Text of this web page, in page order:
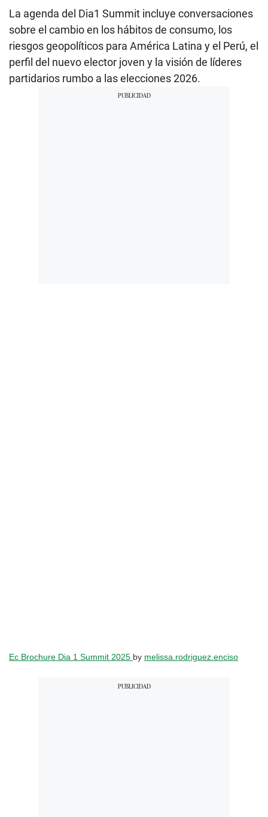
La agenda del Dia1 Summit incluye conversaciones
sobre el cambio en los hábitos de consumo, los
riesgos geopolíticos para América Latina y el Perú, el
perfil del nuevo elector joven y la visión de líderes
partidarios rumbo a las elecciones 2026.
Ec Brochure Dia 1 Summit 2025 by melissa.rodriguez.enciso